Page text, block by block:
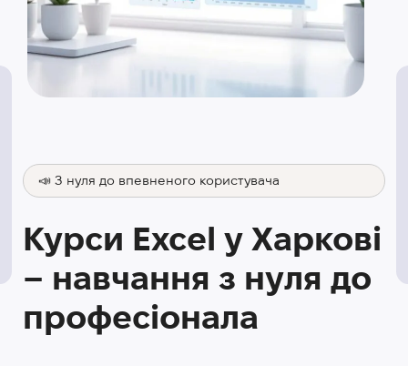
📣 З нуля до впевненого користувача
Курси Excel у Харкові
– навчання з нуля до
професіонала